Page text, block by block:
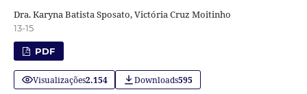
Dra. Karyna Batista Sposato, Victória Cruz Moitinho
13-15
PDF
Visualizações2.154 Downloads595